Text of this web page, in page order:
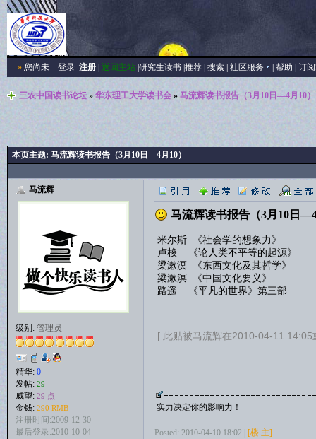
»您尚未 登录 注册| 返回主站| 研究生读书| 推荐| 搜索| 社区服务 帮助 订
三农中国读书论坛» 华东理工大学读书会» 马流辉读书报告（3月10日—4月10）
本页主题: 马流辉读书报告（3月10日—4月10）
马流辉
级别: 管理员
精华: 0
发帖: 29
威望: 29 点
金钱: 290 RMB
注册时间:2009-12-30
最后登录:2010-10-04
马流辉读书报告（3月10日
米尔斯 《社会学的想象力》
卢梭 《论人类不平等的起源》
梁漱溟 《东西文化及其哲学》
梁漱溟 《中国文化要义》
路遥 《平凡的世界》第三部
[ 此贴被马流辉在2010-04-11 14:05
实力决定你的影响力！
Posted: 2010-04-10 18:02 | [楼 主]